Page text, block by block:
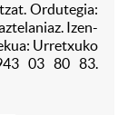
Ordutegia:
Izen-
Urretxuko
03 80 83.